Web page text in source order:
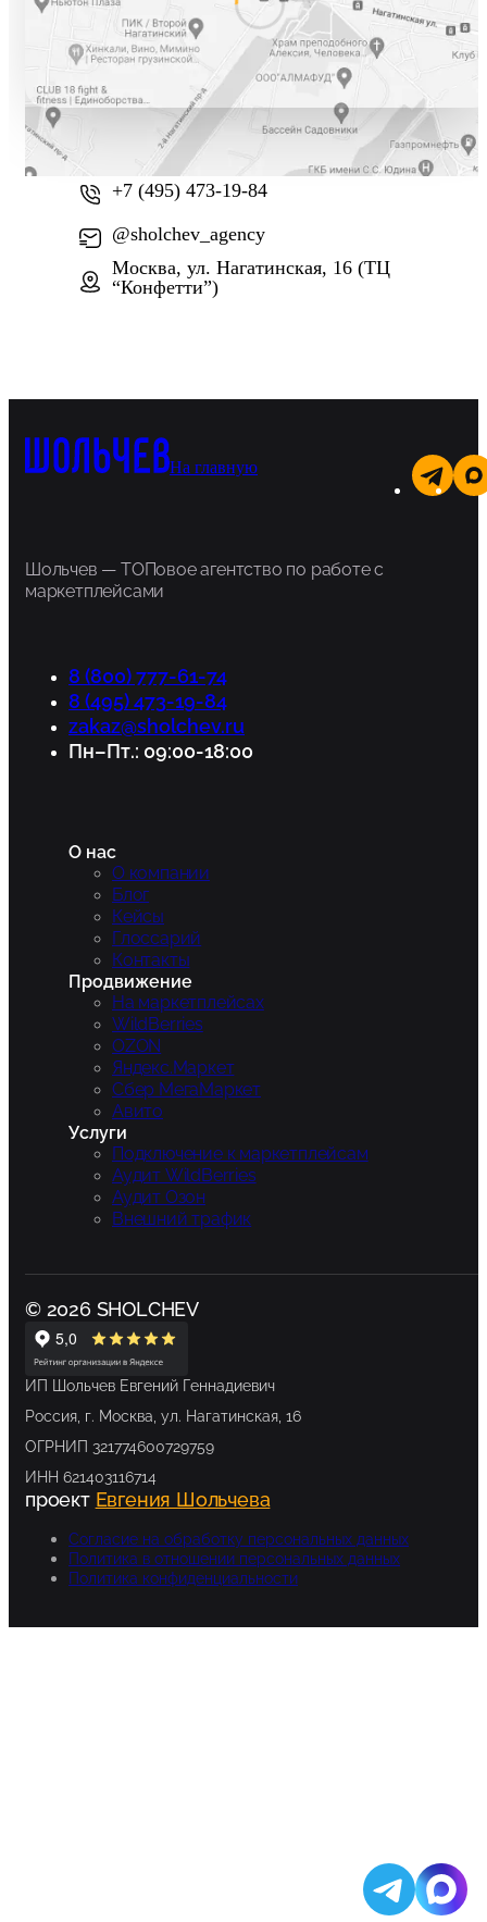
+7 (800) 777-61-74
+7 (495) 473-19-84
@sholchev_agency
Москва, ул. Нагатинская, 16 (ТЦ
“Конфетти”)
На главную
Шольчев — ТОПовое агентство по работе с
маркетплейсами
8 (800) 777-61-74
8 (495) 473-19-84
zakaz@sholchev.ru
Пн–Пт.: 09:00-18:00
О нас
О компании
Блог
Кейсы
Глоссарий
Контакты
Продвижение
На маркетплейсах
WildBerries
OZON
Яндекс.Маркет
Сбер МегаМаркет
Авито
Услуги
Подключение к маркетплейсам
Аудит WildBerries
Аудит Озон
Внешний трафик
© 2026 SHOLCHEV
ИП Шольчев Евгений Геннадиевич
Россия, г. Москва, ул. Нагатинская, 16
ОГРНИП 321774600729759
ИНН 621403116714
проект Евгения Шольчева
Согласие на обработку персональных данных
Политика в отношении персональных данных
Политика конфиденциальности